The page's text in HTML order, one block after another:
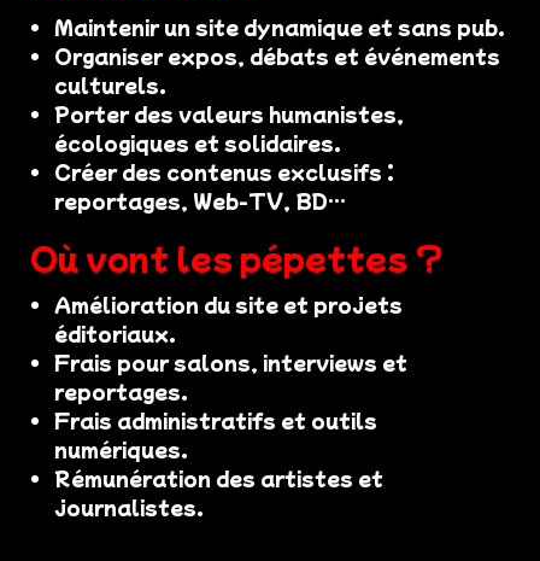
Maintenir un site dynamique et sans pub.
Organiser expos, débats et événements
culturels.
Porter des valeurs humanistes,
écologiques et solidaires.
Créer des contenus exclusifs :
reportages, Web-TV, BD…
Où vont les pépettes ?
Amélioration du site et projets
éditoriaux.
Frais pour salons, interviews et
reportages.
Frais administratifs et outils
numériques.
Rémunération des artistes et
journalistes.